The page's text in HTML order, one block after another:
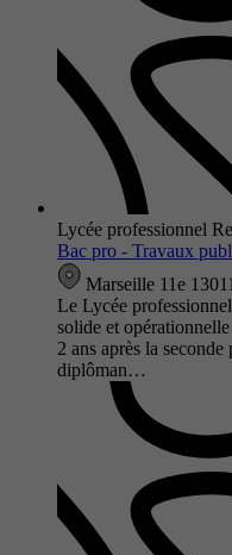
Lycée professionnel
Bac pro - Travaux
Marseille 11e 13011
Le Lycée
solide et
2 ans après la
diplôman…